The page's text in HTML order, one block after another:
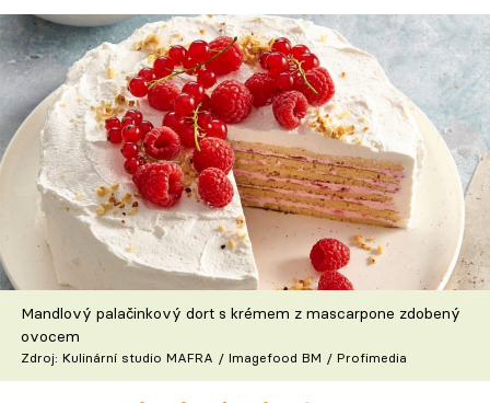
Články
TV Program
Škola vaření
Recepty z TV
Speciál: Cuketa
Těhotnej kuchař
Sledujte prima+
Mandlový palačinkový dort s krémem z mascarpone zdobený
ovocem
Zdroj: Kulinární studio MAFRA / Imagefood BM / Profimedia